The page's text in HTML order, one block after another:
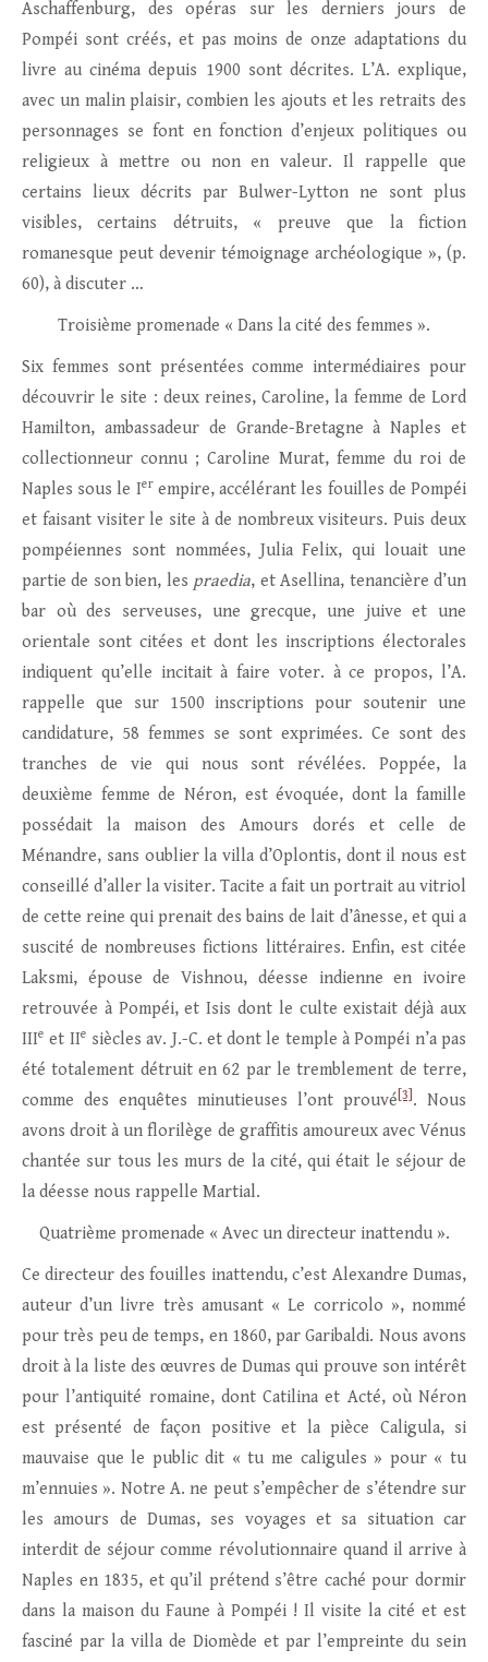
Aschaffenburg, des opéras sur les derniers jours de
Pompéi sont créés, et pas moins de onze adaptations du
livre au cinéma depuis 1900 sont décrites. L’A. explique,
avec un malin plaisir, combien les ajouts et les retraits des
personnages se font en fonction d’enjeux politiques ou
religieux à mettre ou non en valeur. Il rappelle que
certains lieux décrits par Bulwer-Lytton ne sont plus
visibles, certains détruits, « preuve que la fiction
romanesque peut devenir témoignage archéologique », (p.
60), à discuter …
Troisième promenade « Dans la cité des femmes ».
Six femmes sont présentées comme intermédiaires pour
découvrir le site : deux reines, Caroline, la femme de Lord
Hamilton, ambassadeur de Grande-Bretagne à Naples et
collectionneur connu ; Caroline Murat, femme du roi de
Naples sous le Ierempire, accélérant les fouilles de Pompéi
et faisant visiter le site à de nombreux visiteurs. Puis deux
pompéiennes sont nommées, Julia Felix, qui louait une
partie de son bien, les praedia, et Asellina, tenancière d’un
bar où des serveuses, une grecque, une juive et une
orientale sont citées et dont les inscriptions électorales
indiquent qu’elle incitait à faire voter. à ce propos, l’A.
rappelle que sur 1500 inscriptions pour soutenir une
candidature, 58 femmes se sont exprimées. Ce sont des
tranches de vie qui nous sont révélées. Poppée, la
deuxième femme de Néron, est évoquée, dont la famille
possédait la maison des Amours dorés et celle de
Ménandre, sans oublier la villa d’Oplontis, dont il nous est
conseillé d’aller la visiter. Tacite a fait un portrait au vitriol
de cette reine qui prenait des bains de lait d’ânesse, et qui a
suscité de nombreuses fictions littéraires. Enfin, est citée
Laksmi, épouse de Vishnou, déesse indienne en ivoire
retrouvée à Pompéi, et Isis dont le culte existait déjà aux
IIIe et IIe siècles av. J.-C. et dont le temple à Pompéi n’a pas
été totalement détruit en 62 par le tremblement de terre,
comme des enquêtes minutieuses l’ont prouvé [3] . Nous
avons droit à un florilège de graffitis amoureux avec Vénus
chantée sur tous les murs de la cité, qui était le séjour de
la déesse nous rappelle Martial.
Quatrième promenade « Avec un directeur inattendu ».
Ce directeur des fouilles inattendu, c’est Alexandre Dumas,
auteur d’un livre très amusant « Le corricolo », nommé
pour très peu de temps, en 1860, par Garibaldi. Nous avons
droit à la liste des œuvres de Dumas qui prouve son intérêt
pour l’antiquité romaine, dont Catilina et Acté, où Néron
est présenté de façon positive et la pièce Caligula, si
mauvaise que le public dit « tu me caligules » pour « tu
m’ennuies ». Notre A. ne peut s’empêcher de s’étendre sur
les amours de Dumas, ses voyages et sa situation car
interdit de séjour comme révolutionnaire quand il arrive à
Naples en 1835, et qu’il prétend s’être caché pour dormir
dans la maison du Faune à Pompéi ! Il visite la cité et est
fasciné par la villa de Diomède et par l’empreinte du sein